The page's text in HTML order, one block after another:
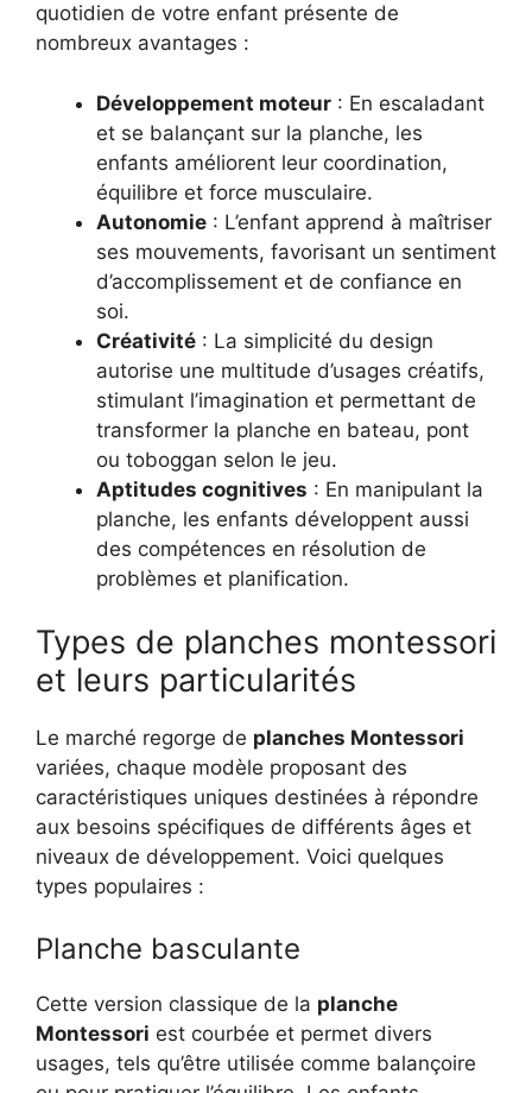
quotidien de votre enfant présente de
nombreux avantages :
Développement moteur : En escaladant
et se balançant sur la planche, les
enfants améliorent leur coordination,
équilibre et force musculaire.
Autonomie : L’enfant apprend à maîtriser
ses mouvements, favorisant un sentiment
d’accomplissement et de confiance en
soi.
Créativité : La simplicité du design
autorise une multitude d’usages créatifs,
stimulant l’imagination et permettant de
transformer la planche en bateau, pont
ou toboggan selon le jeu.
Aptitudes cognitives : En manipulant la
planche, les enfants développent aussi
des compétences en résolution de
problèmes et planification.
Types de planches montessori
et leurs particularités
Le marché regorge de planches Montessori
variées, chaque modèle proposant des
caractéristiques uniques destinées à répondre
aux besoins spécifiques de différents âges et
niveaux de développement. Voici quelques
types populaires :
Planche basculante
Cette version classique de la planche
Montessori est courbée et permet divers
usages, tels qu’être utilisée comme balançoire